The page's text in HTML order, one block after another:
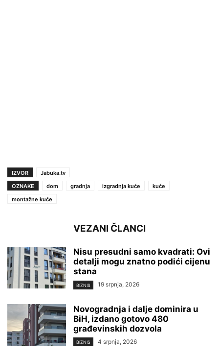
IZVOR
Jabuka.tv
OZNAKE
dom gradnja izgradnja kuće
kuće
montažne kuće
VEZANI ČLANCI
Nisu presudni samo kvadrati: Ovi
detalji mogu znatno podići cijenu
stana
BIZNIS 19 srpnja, 2026
Novogradnja i dalje dominira u
BiH, izdano gotovo 480
građevinskih dozvola
BIZNIS 4 srpnja, 2026